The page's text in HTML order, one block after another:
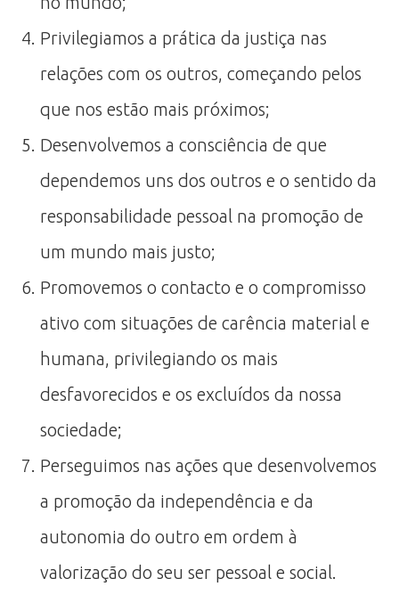
Privilegiamos a prática da justiça nas
relações com os outros, começando pelos
que nos estão mais próximos;
Desenvolvemos a consciência de que
dependemos uns dos outros e o sentido da
responsabilidade pessoal na promoção de
um mundo mais justo;
Promovemos o contacto e o compromisso
ativo com situações de carência material e
humana, privilegiando os mais
desfavorecidos e os excluídos da nossa
sociedade;
Perseguimos nas ações que desenvolvemos
a promoção da independência e da
autonomia do outro em ordem à
valorização do seu ser pessoal e social.